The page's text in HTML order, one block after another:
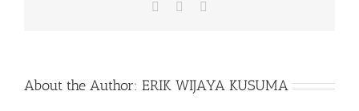
Facebook
About the Author: ERIK WIJAYA KUSUMA